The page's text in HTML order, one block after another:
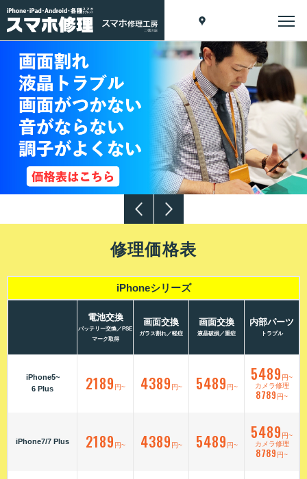
修理価格表
iPhoneシリーズ
iPhone5~
6 Plus
iPhone7/7 Plus
電池交換
バッテリー交換／PSE
マーク取得
画面交換
ガラス割れ／軽症
画面交換
液晶破損／重症
内部パーツ
トラブル
2189 円~ 4389 円~ 5489 円~
5489 円~
カメラ修理
8789 円~
2189 円~ 4389 円~ 5489 円~
5489 円~
カメラ修理
8789 円~